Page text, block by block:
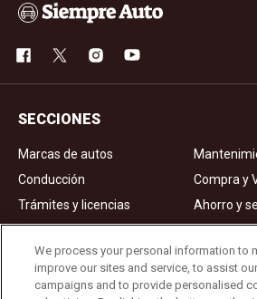
SECCIONES
Marcas de autos
Conducción
Compra y
Trámites y licencias
Ahorro y
Noticias
Videos de
We process your personal information to
improve our sites and service, to assist
campaigns and to provide personalised